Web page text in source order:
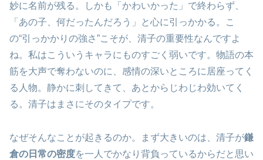
妙に名前が残る。しかも「かわいかった」で終わらず、
「あの子、何だったんだろう」と心に引っかかる。こ
の“引っかかりの強さ”こそが、清子の重要性なんですよ
ね。私はこういうキャラにものすごく弱いです。物語の本
筋を大声で奪わないのに、感情の深いところに居座ってく
る人物。静かに刺してきて、あとからじわじわ効いてく
る。清子はまさにそのタイプです。
なぜそんなことが起きるのか。まず大きいのは、清子が鎌
倉の日常の密度を一人でかなり背負っているからだと思い